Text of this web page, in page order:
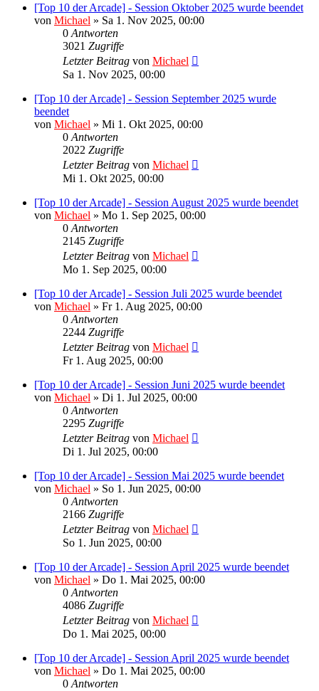
[Top 10 der Arcade] - Session Oktober 2025 wurde beendet
von Michael » Sa 1. Nov 2025, 00:00
0 Antworten
3021 Zugriffe
Letzter Beitrag von Michael
Sa 1. Nov 2025, 00:00
[Top 10 der Arcade] - Session September 2025 wurde
beendet
von Michael » Mi 1. Okt 2025, 00:00
0 Antworten
2022 Zugriffe
Letzter Beitrag von Michael
Mi 1. Okt 2025, 00:00
[Top 10 der Arcade] - Session August 2025 wurde beendet
von Michael » Mo 1. Sep 2025, 00:00
0 Antworten
2145 Zugriffe
Letzter Beitrag von Michael
Mo 1. Sep 2025, 00:00
[Top 10 der Arcade] - Session Juli 2025 wurde beendet
von Michael » Fr 1. Aug 2025, 00:00
0 Antworten
2244 Zugriffe
Letzter Beitrag von Michael
Fr 1. Aug 2025, 00:00
[Top 10 der Arcade] - Session Juni 2025 wurde beendet
von Michael » Di 1. Jul 2025, 00:00
0 Antworten
2295 Zugriffe
Letzter Beitrag von Michael
Di 1. Jul 2025, 00:00
[Top 10 der Arcade] - Session Mai 2025 wurde beendet
von Michael » So 1. Jun 2025, 00:00
0 Antworten
2166 Zugriffe
Letzter Beitrag von Michael
So 1. Jun 2025, 00:00
[Top 10 der Arcade] - Session April 2025 wurde beendet
von Michael » Do 1. Mai 2025, 00:00
0 Antworten
4086 Zugriffe
Letzter Beitrag von Michael
Do 1. Mai 2025, 00:00
[Top 10 der Arcade] - Session April 2025 wurde beendet
von Michael » Do 1. Mai 2025, 00:00
0 Antworten